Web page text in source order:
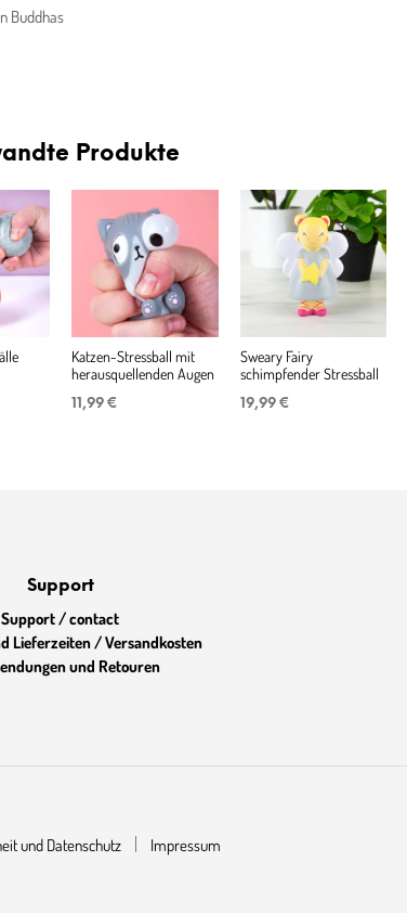
Buddhas
Produkte
Katzen-Stressball mit
herausquellenden Augen
11,99 €
Sweary Fairy
schimpfender Stressball
19,99 €
Support
Support / contact
Lieferzeiten / Versandkosten
und Retouren
und Datenschutz Impressum